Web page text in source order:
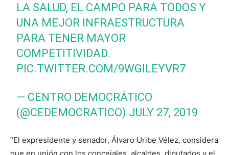
LA SALUD, EL CAMPO PARA TODOS Y
UNA MEJOR INFRAESTRUCTURA
PARA TENER MAYOR
COMPETITIVIDAD.
PIC.TWITTER.COM/9WGILEYVR7
— CENTRO DEMOCRÁTICO
(@CEDEMOCRATICO) JULY 27, 2019
“El expresidente y senador, Álvaro Uribe Vélez, considera